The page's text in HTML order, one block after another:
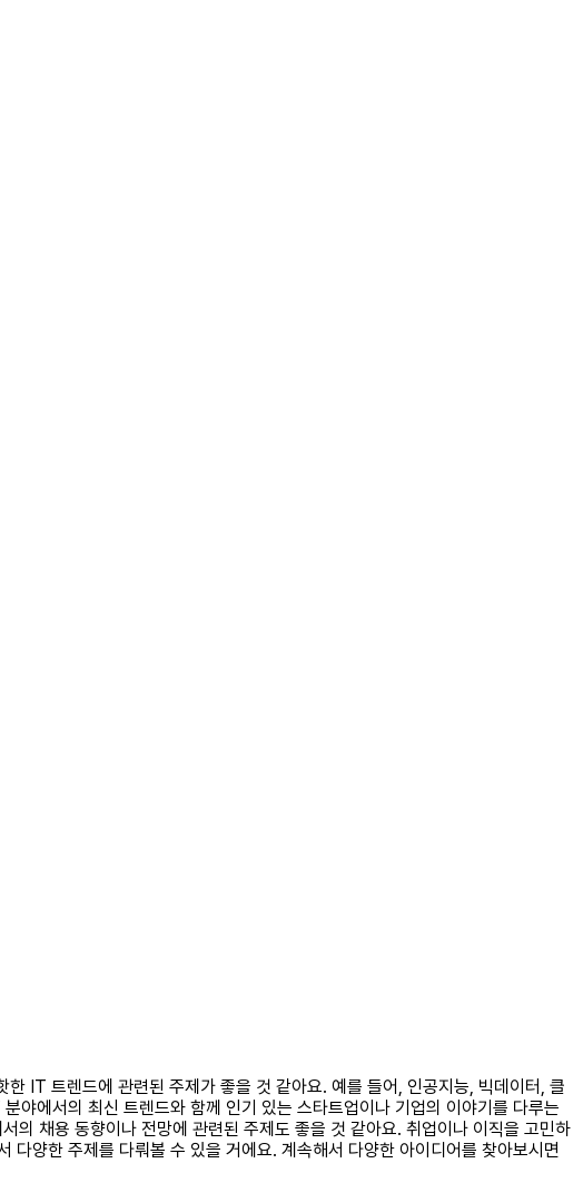
IT 트렌드에 관련된 주제가 좋을 것 같아요. 예를 들어, 인공지능, 빅데이터, 클
야에서의 최신 트렌드와 함께 인기 있는 스타트업이나 기업의 이야기를 다루는
의 채용 동향이나 전망에 관련된 주제도 좋을 것 같아요. 취업이나 이직을 고민하
양한 주제를 다뤄볼 수 있을 거에요. 계속해서 다양한 아이디어를 찾아보시면